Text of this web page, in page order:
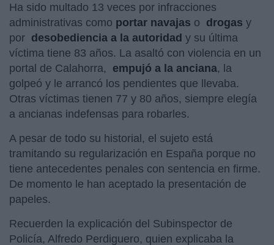
Ha sido multado 13 veces por infracciones
administrativas como portar navajas o drogas y
por desobediencia a la autoridad y su última
víctima tiene 83 años. La asaltó con violencia en un
portal de Calahorra,
empujó a la anciana, la
golpeó y le arrancó los pendientes que llevaba.
Otras víctimas tienen 77 y 80 años, siempre elegía
a ancianas indefensas para robarles.
A pesar de todo su historial, el sujeto está
tramitando su regularización en España porque no
tiene antecedentes penales con sentencia en firme.
De momento le han aceptado la presentación de
papeles.
Recuerden la explicación del Subinspector de
Policía, Alfredo Perdiguero, quien explicaba la